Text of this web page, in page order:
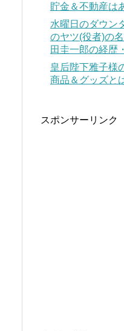
貯金＆不動産は
水曜日のダウン
のヤツ(役者)の
田圭一郎の経歴
皇后陛下雅子様
商品＆グッズと
スポンサーリンク